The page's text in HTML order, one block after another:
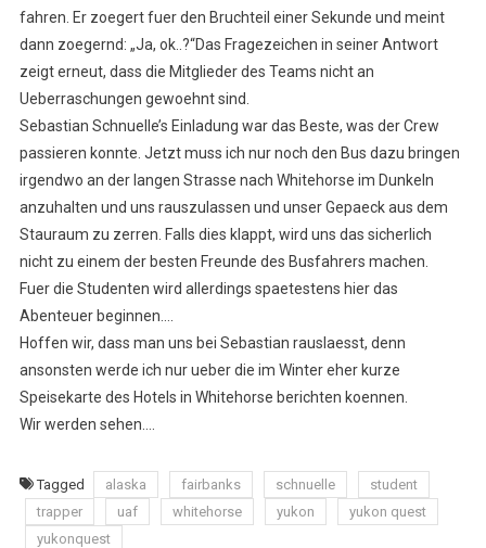
fahren. Er zoegert fuer den Bruchteil einer Sekunde und meint
dann zoegernd: „Ja, ok..?“Das Fragezeichen in seiner Antwort
zeigt erneut, dass die Mitglieder des Teams nicht an
Ueberraschungen gewoehnt sind.
Sebastian Schnuelle’s Einladung war das Beste, was der Crew
passieren konnte. Jetzt muss ich nur noch den Bus dazu bringen
irgendwo an der langen Strasse nach Whitehorse im Dunkeln
anzuhalten und uns rauszulassen und unser Gepaeck aus dem
Stauraum zu zerren. Falls dies klappt, wird uns das sicherlich
nicht zu einem der besten Freunde des Busfahrers machen.
Fuer die Studenten wird allerdings spaetestens hier das
Abenteuer beginnen….
Hoffen wir, dass man uns bei Sebastian rauslaesst, denn
ansonsten werde ich nur ueber die im Winter eher kurze
Speisekarte des Hotels in Whitehorse berichten koennen.
Wir werden sehen….
Tagged alaska fairbanks schnuelle
student
trapper
uaf whitehorse yukon
yukon quest
yukonquest